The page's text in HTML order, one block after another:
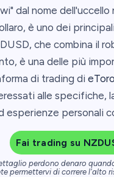
dal nome dell'uccello
è uno dei
che combina il
è una delle più
di trading di eToro
alle specifiche,
personali
Fai trading su
perdono denaro
permettervi di correre l'alto